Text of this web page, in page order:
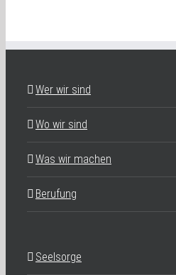
Wer wir sind
Wo wir sind
Was wir machen
Berufung
Seelsorge